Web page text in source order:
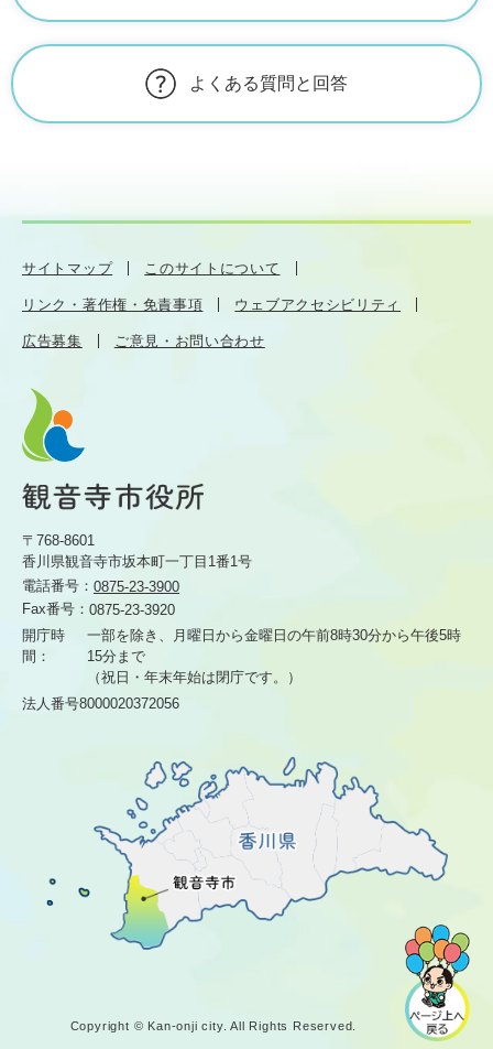
よくある質問と回答
サイトマップ このサイトについて
リンク・著作権・免責事項 ウェブアクセシビリティ
広告募集 ご意見・お問い合わせ
〒768-8601
香川県観音寺市坂本町一丁目1番1号
電話番号： 0875-23-3900
Fax番号： 0875-23-3920
開庁時
間：
一部を除き、月曜日から金曜日の午前8時30分から午後5時
15分まで
（祝日・年末年始は閉庁です。）
法人番号8000020372056
Copyright © Kan-onji city. All Rights Reserved.